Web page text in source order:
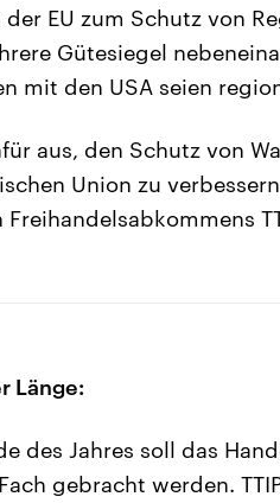
EU zum Schutz von
Gütesiegel
mit den USA seien
aus, den Schutz von
Union zu
Länge:
des Jahres soll das
gebracht werden.